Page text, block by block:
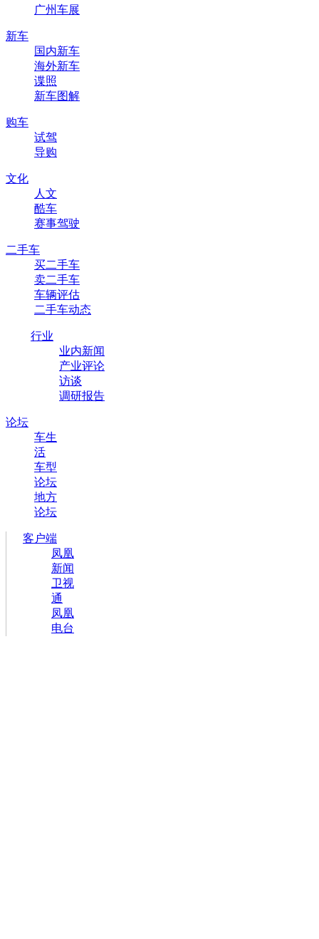
广州车展
新车
国内新车
海外新车
谍照
新车图解
购车
试驾
导购
文化
人文
酷车
赛事驾驶
二手车
买二手车
卖二手车
车辆评估
二手车动态
行业
业内新闻
产业评论
访谈
调研报告
论坛
车生
活
车型
论坛
地方
论坛
客户端
凤凰
新闻
卫视
通
凤凰
电台